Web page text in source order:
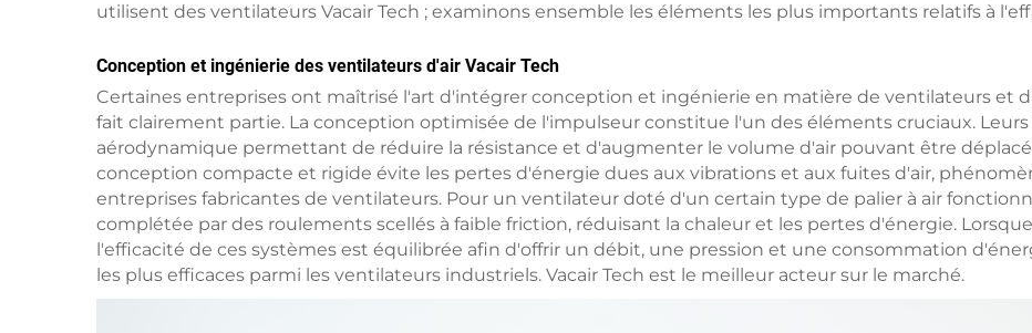
utilisent des ventilateurs Vacair Tech ; examinons ensemble les éléments les plus importants relatifs à
Conception et ingénierie des ventilateurs d'air Vacair Tech
Certaines entreprises ont maîtrisé l'art d'intégrer conception et ingénierie en matière de ventilateurs et
fait clairement partie. La conception optimisée de l'impulseur constitue l'un des éléments cruciaux.
aérodynamique permettant de réduire la résistance et d'augmenter le volume d'air pouvant être
conception compacte et rigide évite les pertes d'énergie dues aux vibrations et aux fuites d'air,
entreprises fabricantes de ventilateurs. Pour un ventilateur doté d'un certain type de palier à air
complétée par des roulements scellés à faible friction, réduisant la chaleur et les pertes d'énergie.
l'efficacité de ces systèmes est équilibrée afin d'offrir un débit, une pression et une consommation
les plus efficaces parmi les ventilateurs industriels. Vacair Tech est le meilleur acteur sur le marché.